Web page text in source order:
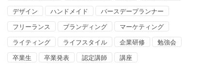
デザイン ハンドメイド バースデープランナー
フリーランス ブランディング マーケティング
ライティング ライフスタイル 企業研修 勉強会
卒業生 卒業発表 認定講師 講座